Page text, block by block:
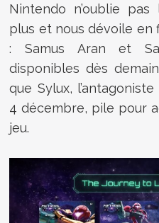
Nintendo n’oublie
plus et nous dévoile en
: Samus Aran et
disponibles dès
que Sylux,
4 décembre, pile pour
jeu.